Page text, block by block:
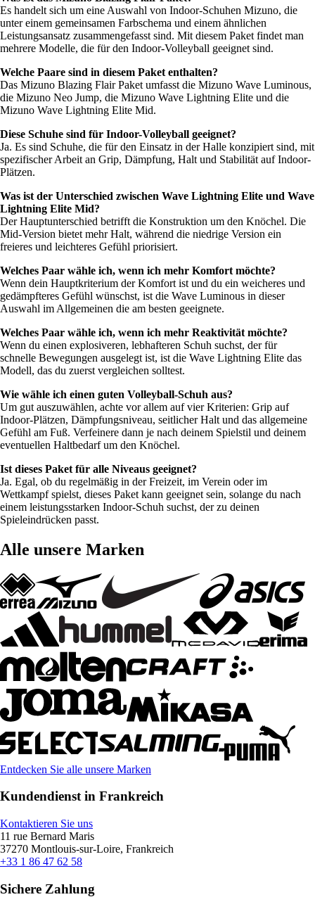
Es handelt sich um eine Auswahl von Indoor-Schuhen Mizuno, die
unter einem gemeinsamen Farbschema und einem ähnlichen
Leistungsansatz zusammengefasst sind. Mit diesem Paket findet man
mehrere Modelle, die für den Indoor-Volleyball geeignet sind.
Welche Paare sind in diesem Paket enthalten?
Das Mizuno Blazing Flair Paket umfasst die Mizuno Wave Luminous,
die Mizuno Neo Jump, die Mizuno Wave Lightning Elite und die
Mizuno Wave Lightning Elite Mid.
Diese Schuhe sind für Indoor-Volleyball geeignet?
Ja. Es sind Schuhe, die für den Einsatz in der Halle konzipiert sind, mit
spezifischer Arbeit an Grip, Dämpfung, Halt und Stabilität auf Indoor-
Plätzen.
Was ist der Unterschied zwischen Wave Lightning Elite und Wave
Lightning Elite Mid?
Der Hauptunterschied betrifft die Konstruktion um den Knöchel. Die
Mid-Version bietet mehr Halt, während die niedrige Version ein
freieres und leichteres Gefühl priorisiert.
Welches Paar wähle ich, wenn ich mehr Komfort möchte?
Wenn dein Hauptkriterium der Komfort ist und du ein weicheres und
gedämpfteres Gefühl wünschst, ist die Wave Luminous in dieser
Auswahl im Allgemeinen die am besten geeignete.
Welches Paar wähle ich, wenn ich mehr Reaktivität möchte?
Wenn du einen explosiveren, lebhafteren Schuh suchst, der für
schnelle Bewegungen ausgelegt ist, ist die Wave Lightning Elite das
Modell, das du zuerst vergleichen solltest.
Wie wähle ich einen guten Volleyball-Schuh aus?
Um gut auszuwählen, achte vor allem auf vier Kriterien: Grip auf
Indoor-Plätzen, Dämpfungsniveau, seitlicher Halt und das allgemeine
Gefühl am Fuß. Verfeinere dann je nach deinem Spielstil und deinem
eventuellen Haltbedarf um den Knöchel.
Ist dieses Paket für alle Niveaus geeignet?
Ja. Egal, ob du regelmäßig in der Freizeit, im Verein oder im
Wettkampf spielst, dieses Paket kann geeignet sein, solange du nach
einem leistungsstarken Indoor-Schuh suchst, der zu deinen
Spieleindrücken passt.
Alle unsere Marken
Entdecken Sie alle unsere Marken
Kundendienst in Frankreich
Kontaktieren Sie uns
11 rue Bernard Maris
37270 Montlouis-sur-Loire, Frankreich
+33 1 86 47 62 58
Sichere Zahlung